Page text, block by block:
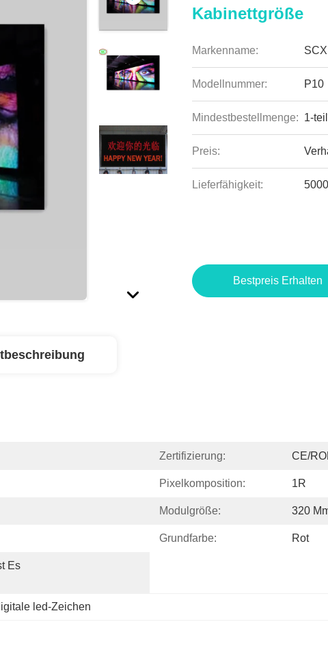
Kabinettgröße
Markenname:
Modellnummer: P10
Mindestbestellmenge: 1-
Preis:
Lieferfähigkeit:
Bestpreis Erhalten
Zertifizierung: CE/
Pixelkomposition: 1R
Modulgröße: 320
Grundfarbe: Rot
Es
led-Zeichen